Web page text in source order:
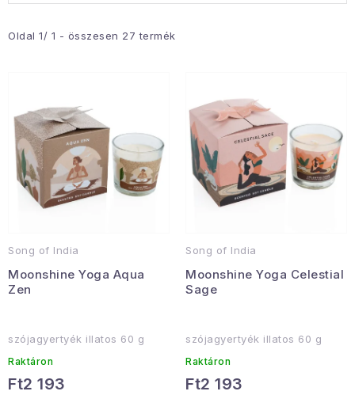
Gyűjtemény
Egészség és szépség
Sport és szabadban
Sziasztok, hív a nyár.
Szezonális kategóriák
m
k
j
a
Oldal 1/ 1 - összesen 27 termék
m
k
r
e
z
é
Song of India
Moonshine Yoga Aqua
Zen
szójagyertyék illatos 60 g
Raktáron
Ft2 193
Song of India
Moonshine Yoga Celestial
Sage
szójagyertyék illatos 60 g
Raktáron
Ft2 193